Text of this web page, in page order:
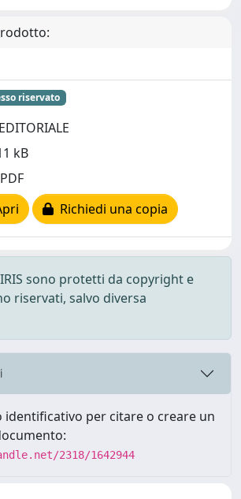
riservato
kB
Richiedi una copia
sono protetti da copyright e
riservati, salvo diversa
identificativo per citare o creare un
2318/1642944